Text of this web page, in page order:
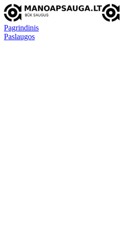
Pagrindinis
Paslaugos